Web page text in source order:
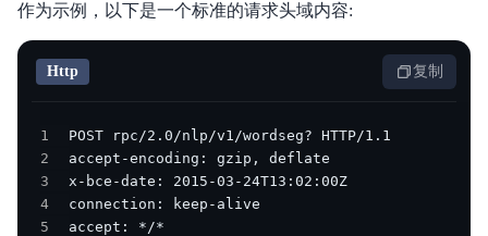
作为示例，以下是一个标准的请求头域内容:
Http 复制
1
2
3
4
5